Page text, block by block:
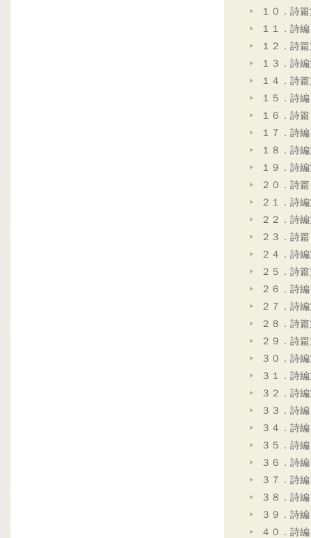
１０．詩
１１．詩
１２．詩
１３．詩
１４．詩
１５．詩
１６．詩
１７．詩
１８．詩
１９．詩
２０．詩
２１．詩
２２．詩
２３．詩
２４．詩
２５．詩
２６．詩
２７．詩
２８．詩
２９．詩
３０．詩
３１．詩
３２．詩
３３．詩
３４．詩
３５．詩
３６．詩
３７．詩
３８．詩
３９．詩
４０．詩